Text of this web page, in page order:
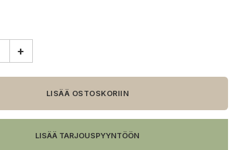
+
LISÄÄ OSTOSKORIIN
LISÄÄ TARJOUSPYYNTÖÖN